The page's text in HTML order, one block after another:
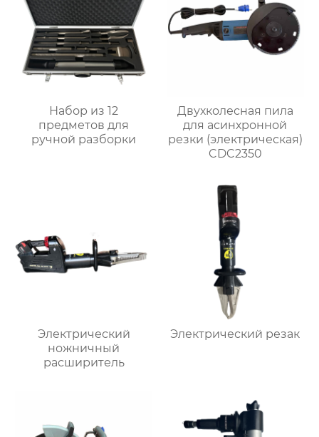
Набор из 12
предметов для
ручной разборки
Двухколесная пила
для асинхронной
резки (электрическая)
CDC2350
Электрический
ножничный
расширитель
Электрический резак